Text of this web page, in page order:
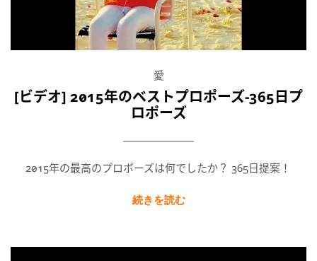
愛
[ビデオ] 2015年のベストプロポーズ-365日プ
ロポーズ
2015年の最高のプロポーズは何でしたか？ 365日提案！
続きを読む